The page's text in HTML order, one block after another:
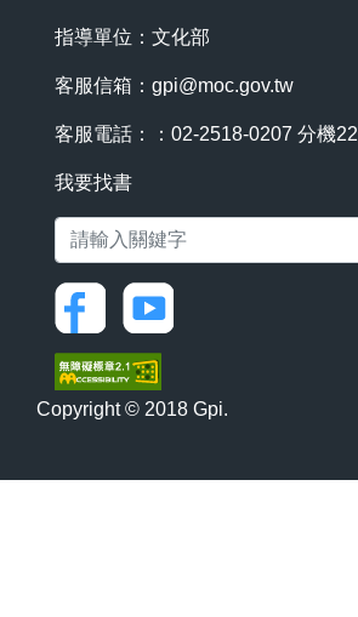
指導單位：文化部
客服信箱： gpi@moc.gov.tw
客服電話：：02-2518-0207 分機22
我要找書
Copyright © 2018 Gpi.